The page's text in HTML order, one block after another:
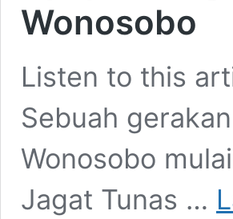
Wonosobo
Listen to this
Sebuah
Wonosobo
Jagat Tunas …